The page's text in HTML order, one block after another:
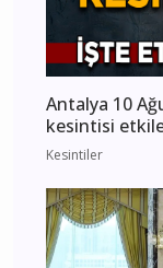
Antalya 10
kesintisi
Kesintiler